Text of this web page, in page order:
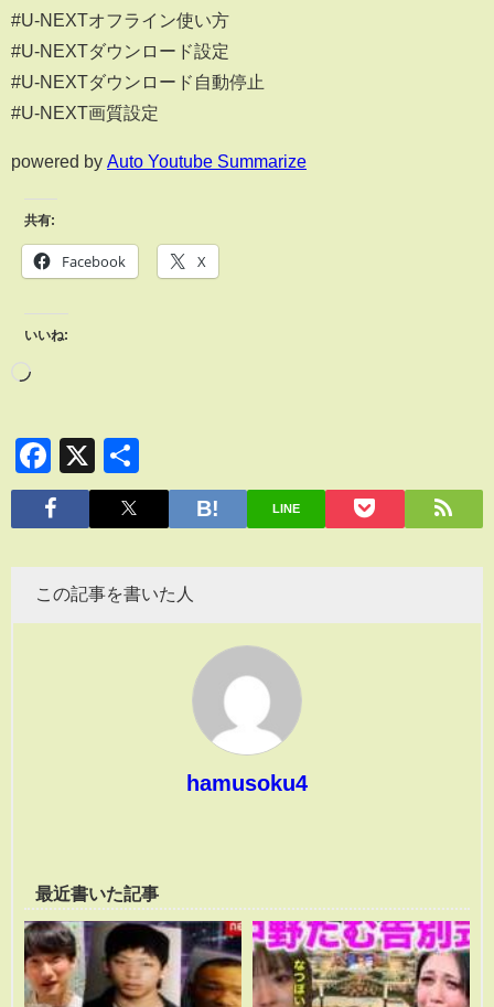
#U-NEXTオフライン使い方
#U-NEXTダウンロード設定
#U-NEXTダウンロード自動停止
#U-NEXT画質設定
powered by Auto Youtube Summarize
共有:
Facebook X
いいね:
Facebook
X
有
LINE
この記事を書いた人
hamusoku4
最近書いた記事